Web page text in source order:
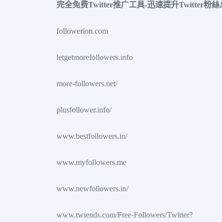
完全免费Twitter推广工具-迅速提升Twitter粉絲
followerion.com
letgetmorefollowers.info
more-followers.net/
plusfollower.info/
www.bestfollowers.in/
www.myfollowers.me
www.newfollowers.in/
www.twiends.com/Free-Followers/Twitter?